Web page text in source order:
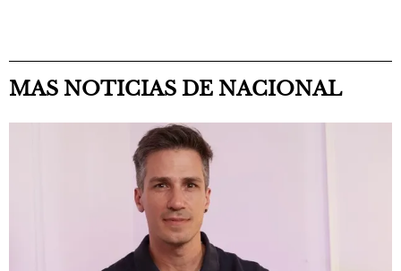
MAS NOTICIAS DE NACIONAL